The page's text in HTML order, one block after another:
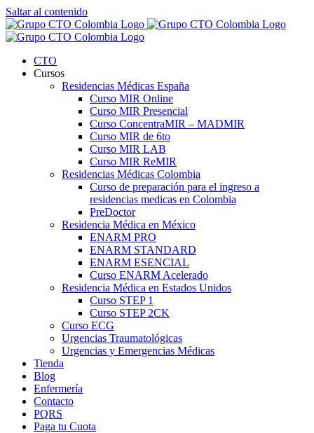
Saltar al contenido
CTO
Cursos
Residencias Médicas España
Curso MIR Online
Curso MIR Presencial
Curso ConcentraMIR – MADMIR
Curso MIR de 6to
Curso MIR LAB
Curso MIR ReMIR
Residencias Médicas Colombia
Curso de preparación para el ingreso a
residencias medicas en Colombia
PreDoctor
Residencia Médica en México
ENARM PRO
ENARM STANDARD
ENARM ESENCIAL
Curso ENARM Acelerado
Residencia Médica en Estados Unidos
Curso STEP 1
Curso STEP 2CK
Curso ECG
Urgencias Traumatológicas
Urgencias y Emergencias Médicas
Tienda
Blog
Enfermería
Contacto
PQRS
Paga tu Cuota